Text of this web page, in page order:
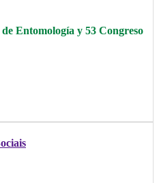
Entomología y 53 Congreso